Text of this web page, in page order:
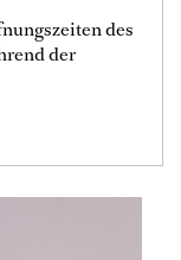
des
der